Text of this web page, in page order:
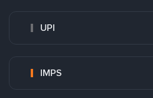
UPI
IMPS